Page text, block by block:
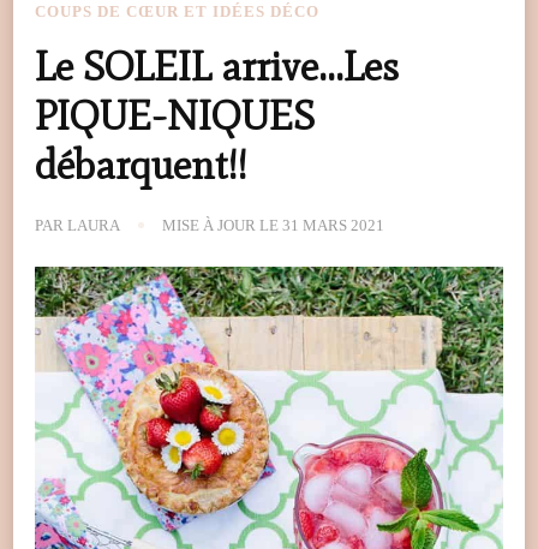
COUPS DE CŒUR ET IDÉES DÉCO
Le SOLEIL arrive…Les
PIQUE-NIQUES
débarquent!!
PAR LAURA MISE À JOUR LE 31 MARS 2021